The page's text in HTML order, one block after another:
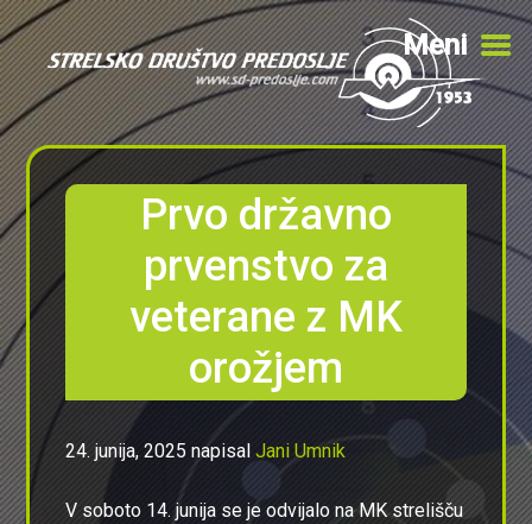
Preskoči
na
glavno
vsebino
Preskoči
na
primarno
stransko
vrstico
Prvo državno
prvenstvo za
veterane z MK
orožjem
24. junija, 2025 napisalJani Umnik
V soboto 14. junija se je odvijalo na MK strelišču
Meni